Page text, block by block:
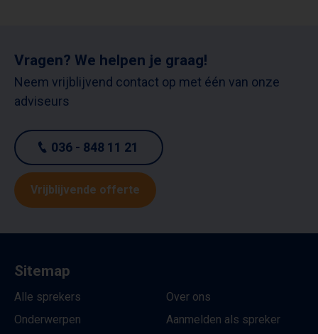
Vragen? We helpen je graag!
Neem vrijblijvend contact op met één van onze
adviseurs
036 - 848 11 21
Vrijblijvende offerte
Sitemap
Alle sprekers
Onderwerpen
Over ons
Aanmelden als spreker